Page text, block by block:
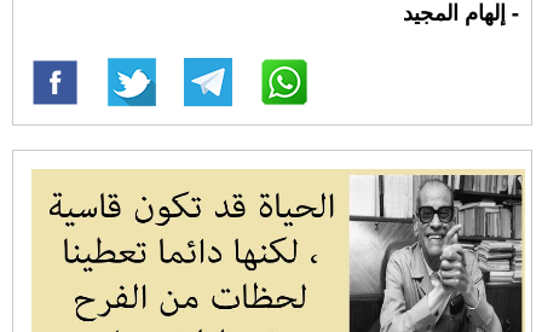
- إلهام المجيد